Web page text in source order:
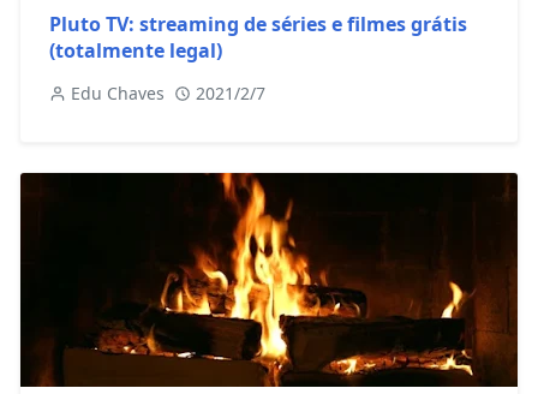
Pluto TV: streaming de séries e filmes grátis
(totalmente legal)
Edu Chaves 2021/2/7